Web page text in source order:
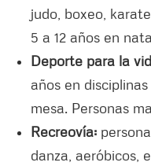
judo, boxeo,
5 a 12 años en
Deporte para la
años en
mesa. Personas
Recreovía:
danza, aeróbicos,